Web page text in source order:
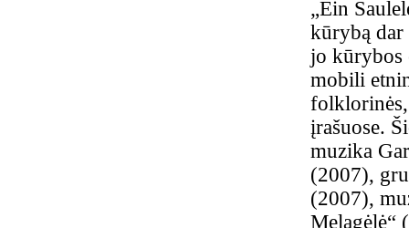
„Ein
kūrybą dar
jo kūrybos
mobili
įrašuose.
muzika
(2007),
(2007),
Melagėlė“